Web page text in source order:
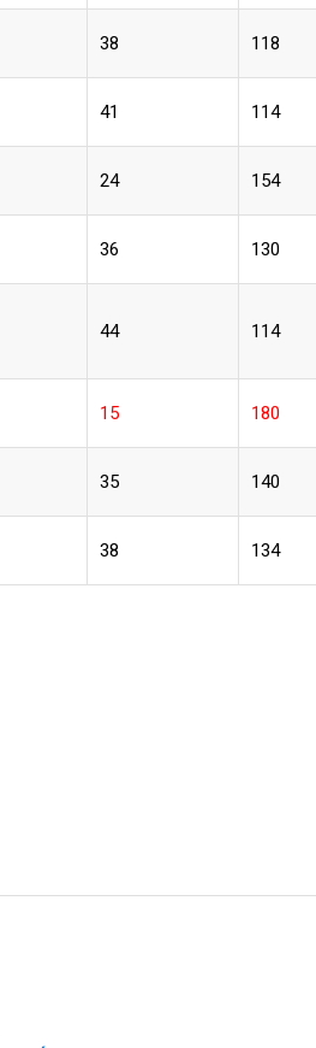
38 118
41 114
24 154
36 130
44 114
15 180
35 140
38 134